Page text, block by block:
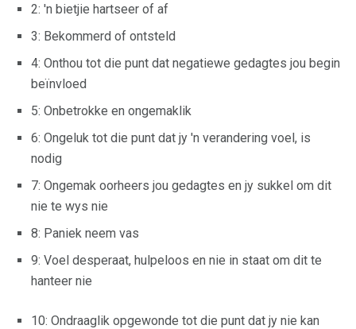
2: 'n bietjie hartseer of af
3: Bekommerd of ontsteld
4: Onthou tot die punt dat negatiewe gedagtes jou begin
beïnvloed
5: Onbetrokke en ongemaklik
6: Ongeluk tot die punt dat jy 'n verandering voel, is
nodig
7: Ongemak oorheers jou gedagtes en jy sukkel om dit
nie te wys nie
8: Paniek neem vas
9: Voel desperaat, hulpeloos en nie in staat om dit te
hanteer nie
10: Ondraaglik opgewonde tot die punt dat jy nie kan